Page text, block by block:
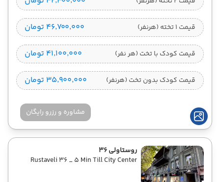
قیمت 1 تخته (هرنفر) ۴۶٬۷۰۰٬۰۰۰ تومان
قیمت کودک با تخت (هر نفر) ۴۱٬۱۰۰٬۰۰۰ تومان
قیمت کودک بدون تخت (هرنفر) ۳۵٬۹۰۰٬۰۰۰ تومان
مشاوره و رزرو رایگان
روستاولی 36
Rustaveli 36 _ 5 Min Till City Center